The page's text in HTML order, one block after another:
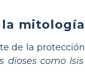
de la
dioses como